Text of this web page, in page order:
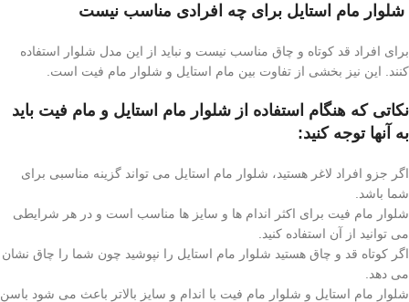
شلوار مام استایل برای چه افرادی مناسب نیست
برای افراد قد کوتاه و چاق مناسب نیست و نباید از این مدل شلوار استفاده
کنند. این نیز بخشی از تفاوت بین مام استایل و شلوار مام فیت است.
نکاتی که هنگام استفاده از شلوار مام استایل و مام فیت باید
به آنها توجه کنید:
اگر جزو افراد لاغر هستید، شلوار مام استایل می تواند گزینه مناسبی برای
شما باشد
شلوار مام فیت برای اکثر اندام ها و سایز ها مناسب است و در هر شرایطی
می توانید از آن استفاده کنید
اگر کوتاه قد و چاق هستید شلوار مام استایل را نپوشید چون شما را چاق نشان
می دهد
شلوار مام استایل و شلوار مام فیت با اندام و سایز بالاتر باعث می شود باسن